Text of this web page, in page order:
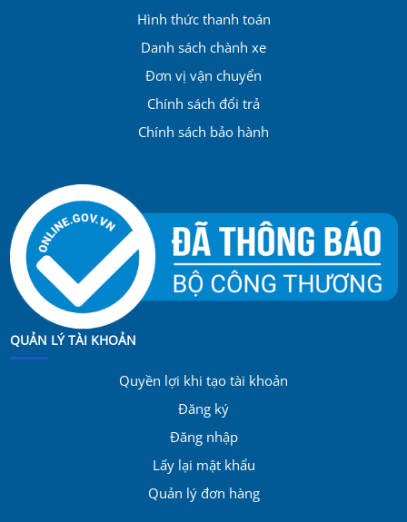
Hình thức thanh toán
Danh sách chành xe
Đơn vị vận chuyển
Chính sách đổi trả
Chính sách bảo hành
QUẢN LÝ TÀI KHOẢN
Quyền lợi khi tạo tài khoản
Đăng ký
Đăng nhập
Lấy lại mật khẩu
Quản lý đơn hàng